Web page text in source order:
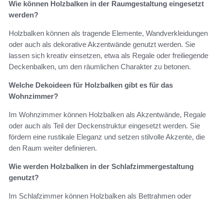
Wie können Holzbalken in der Raumgestaltung eingesetzt
werden?
Holzbalken können als tragende Elemente, Wandverkleidungen
oder auch als dekorative Akzentwände genutzt werden. Sie
lassen sich kreativ einsetzen, etwa als Regale oder freiliegende
Deckenbalken, um den räumlichen Charakter zu betonen.
Welche Dekoideen für Holzbalken gibt es für das
Wohnzimmer?
Im Wohnzimmer können Holzbalken als Akzentwände, Regale
oder auch als Teil der Deckenstruktur eingesetzt werden. Sie
fördern eine rustikale Eleganz und setzen stilvolle Akzente, die
den Raum weiter definieren.
Wie werden Holzbalken in der Schlafzimmergestaltung
genutzt?
Im Schlafzimmer können Holzbalken als Bettrahmen oder